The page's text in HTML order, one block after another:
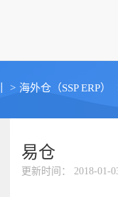
> 海外仓（SSP ERP）
易仓
更新时间 ： 2018-01-